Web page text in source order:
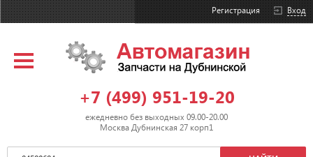
Вход
Регистрация
+7 (499) 951-19-20
ежедневно без выходных 09.00-20.00
Москва Дубнинская 27 корп1